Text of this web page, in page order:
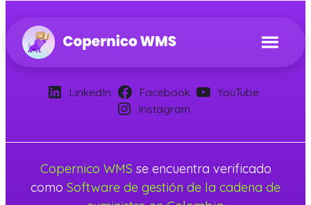
LinkedIn Facebook
YouTube
Instagram
Copernico WMS se encuentra verificado
como Software de gestión de la cadena de